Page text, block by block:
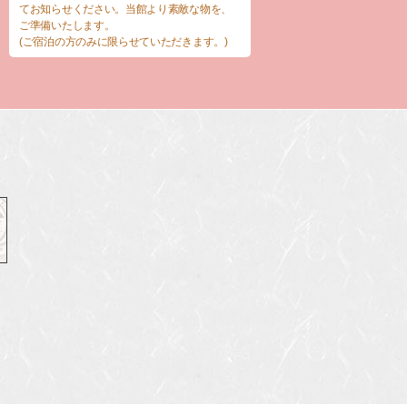
てお知らせください。当館より素敵な物を、
ご準備いたします。
(ご宿泊の方のみに限らせていただきます。)